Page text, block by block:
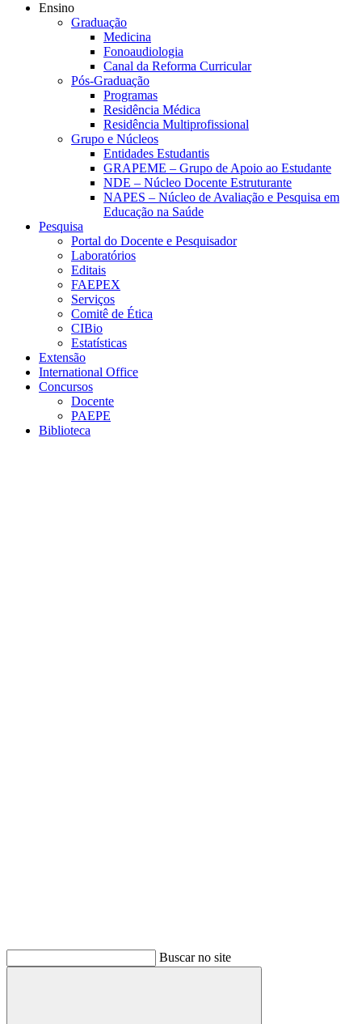
Ensino
Graduação
Medicina
Fonoaudiologia
Canal da Reforma Curricular
Pós-Graduação
Programas
Residência Médica
Residência Multiprofissional
Grupo e Núcleos
Entidades Estudantis
GRAPEME – Grupo de Apoio ao Estudante
NDE – Núcleo Docente Estruturante
NAPES – Núcleo de Avaliação e Pesquisa em
Educação na Saúde
Pesquisa
Portal do Docente e Pesquisador
Laboratórios
Editais
FAEPEX
Serviços
Comitê de Ética
CIBio
Estatísticas
Extensão
International Office
Concursos
Docente
PAEPE
Biblioteca
Buscar no site